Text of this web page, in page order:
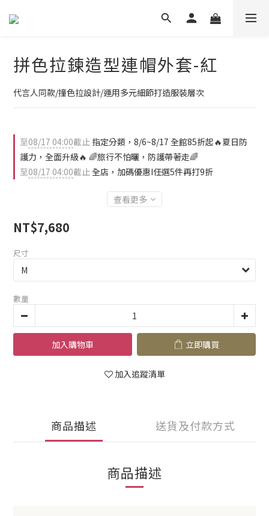
拼色拉鍊造型連帽外套-紅
代言人同款/撞色拉設計/運用多元細節打造服裝層次
至08/17 04:00截止 指定分類，8/6~8/17 全館85折起🔥夏日防
護力，全面升級🔥 🌈旅行不怕曬，防護帶著走🌈
至08/17 04:00截止全店，加碼優惠I任選5件再打9折
查看更多
NT$7,680
尺寸
數量
加入購物車 立即購買
加入追蹤清單
商品描述 送貨及付款方式
商品描述